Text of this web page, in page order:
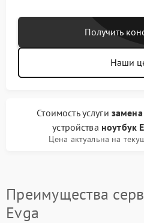
Получить
Наши
Стоимость услуги
устройства ноутбук
Цена актуальна на
Преимущества
Evga